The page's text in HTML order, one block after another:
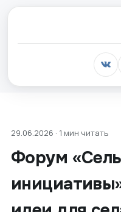
29.06.2026 · 1 мин читать
Форум